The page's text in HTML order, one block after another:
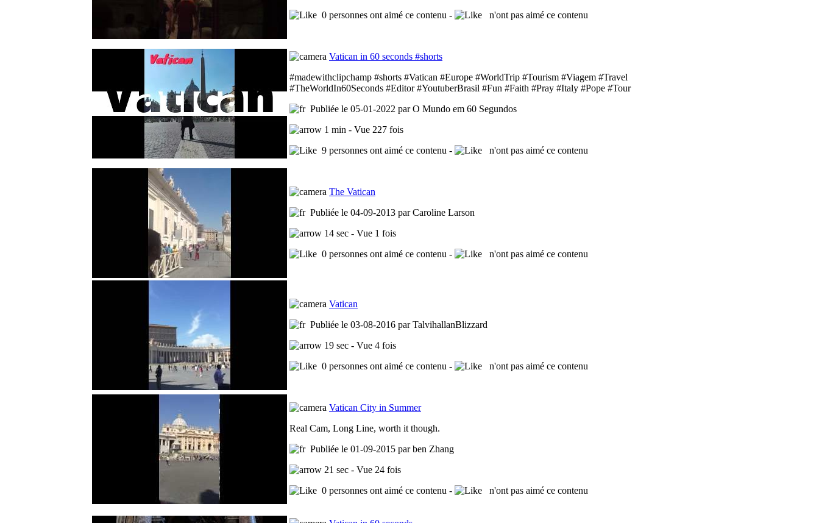
0 personnes ont aimé ce contenu -
n'ont pas aimé ce contenu
Vatican in 60 seconds #shorts
#madewithclipchamp #shorts #Vatican #Europe #WorldTrip #Tourism #Viagem #Travel
#TheWorldIn60Seconds #Editor #YoutuberBrasil #Fun #Faith #Pray #Italy #Pope #Tour
Publiée le 05-01-2022 par O Mundo em 60 Segundos
1 min - Vue 227 fois
9 personnes ont aimé ce contenu -
n'ont pas aimé ce contenu
The Vatican
Publiée le 04-09-2013 par Caroline Larson
14 sec - Vue 1 fois
0 personnes ont aimé ce contenu -
n'ont pas aimé ce contenu
Vatican
Publiée le 03-08-2016 par TalvihallanBlizzard
19 sec - Vue 4 fois
0 personnes ont aimé ce contenu -
n'ont pas aimé ce contenu
Vatican City in Summer
Real Cam, Long Line, worth it though.
Publiée le 01-09-2015 par ben Zhang
21 sec - Vue 24 fois
0 personnes ont aimé ce contenu -
n'ont pas aimé ce contenu